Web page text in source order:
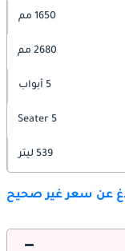
1650 مم
2680 مم
5 أبواب
5 Seater
539 ليتر
عن سعر غير صحيح